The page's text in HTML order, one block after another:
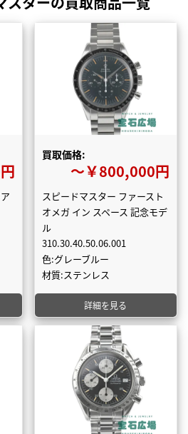
買取価格:
〜￥800,000円
スピードマスター ファースト
オメガ イン スペース 記念モデ
ル
310.30.40.50.06.001
色:グレーブルー
材質:ステンレス
詳細を見る